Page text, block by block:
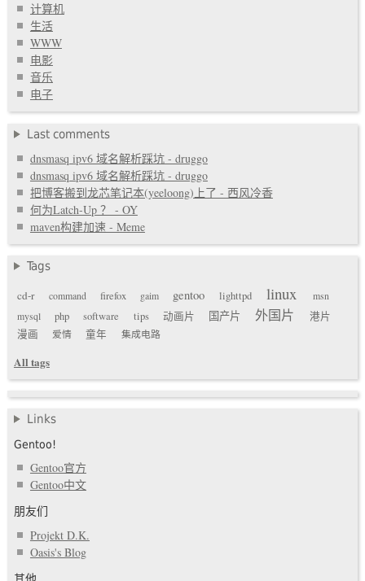
计算机
生活
WWW
电影
音乐
电子
Last comments
dnsmasq ipv6 域名解析踩坑 - druggo
dnsmasq ipv6 域名解析踩坑 - druggo
把博客搬到龙芯笔记本(yeeloong)上了 - 西风冷香
何为Latch-Up ？ - OY
maven构建加速 - Meme
Tags
cd-r
command firefox gaim gentoo lighttpd linux
msn
mysql
php software tips 动画片 国产片 外国片
港片
漫画
爱情 童年 集成电路
All tags
Links
Gentoo!
Gentoo官方
Gentoo中文
朋友们
Projekt D.K.
Oasis's Blog
其他